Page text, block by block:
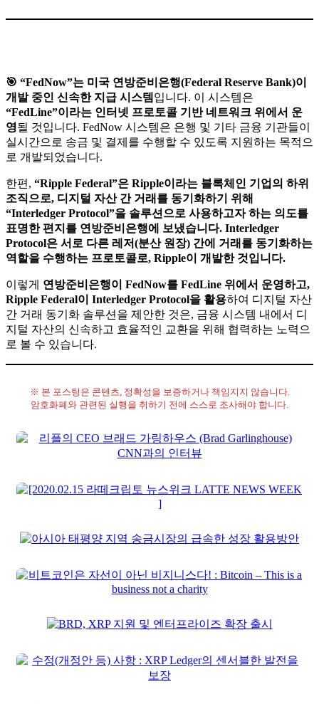
🎯 “FedNow”는 미국 연방준비은행(Federal Reserve Bank)이
개발 중인 신속한 지급 시스템 입니다. 이 시스템은
“FedLine”이라는 인터넷 프로토콜 기반 네트워크 위에서 운
영될 것입니다. FedNow 시스템은 은행 및 기타 금융 기관들이
실시간으로 송금 및 결제를 수행할 수 있도록 지원하는 목적으
로 개발되었습니다.
한편, “Ripple Federal”은 Ripple이라는 블록체인 기업의 하위
조직으로, 디지털 자산 간 거래를 동기화하기 위해
“Interledger Protocol”을 솔루션으로 사용하고자 하는 의도를
표명한 편지를 연방준비은행에 보냈습니다. Interledger
Protocol은 서로 다른 레저(분산 원장) 간에 거래를 동기화하는
역할을 수행하는 프로토콜로, Ripple이 개발한 것입니다.
이렇게 연방준비은행이 FedNow를 FedLine 위에서 운영하고,
Ripple Federal이 Interledger Protocol을 활용하여 디지털 자산
간 거래 동기화 솔루션을 제안한 것은, 금융 시스템 내에서 디
지털 자산의 신속하고 효율적인 교환을 위해 협력하는 노력으
로 볼 수 있습니다.
※ 본 포스팅은 콘텐츠, 정확성을 보증하거나 책임지지 않습니다.
암호화폐와 관련된 실행을 취하기 전에 스스로 조사해야 합니다.